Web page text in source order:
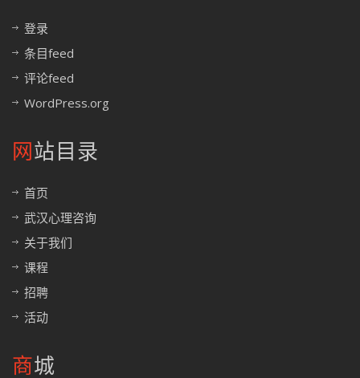
登录
条目feed
评论feed
WordPress.org
网站目录
首页
武汉心理咨询
关于我们
课程
招聘
活动
商城